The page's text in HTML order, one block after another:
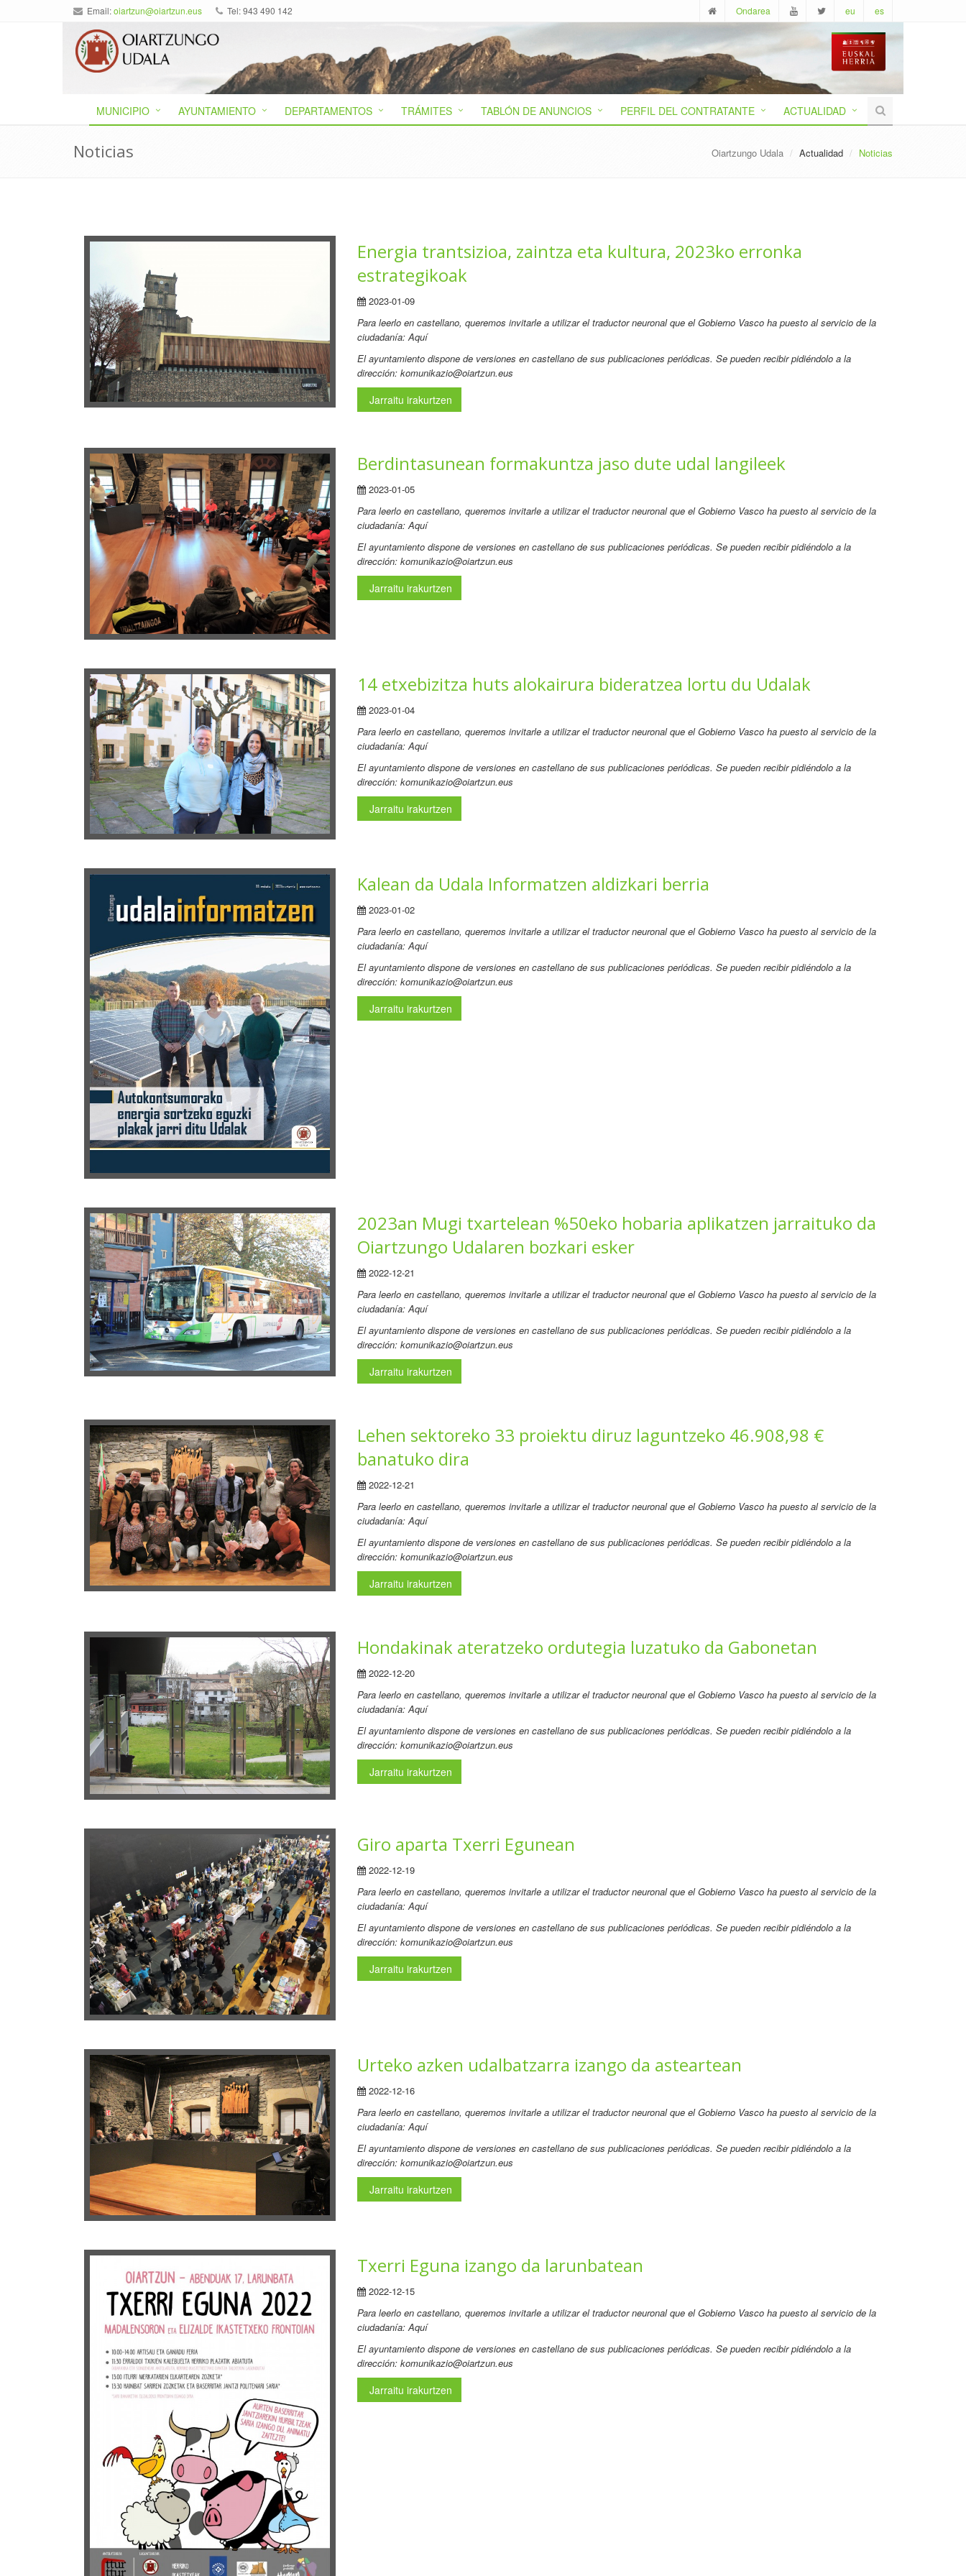
Email:oiartzun@oiartzun.eus Tel: 943 490 142 Ondarea eu es
MUNICIPIO AYUNTAMIENTO DEPARTAMENTOS TRÁMITES TABLÓN DE ANUNCIOS PERFIL DEL CONTRATANTE ACTUALIDAD
Noticias Oiartzungo Udala Actualidad Noticias
Energia trantsizioa, zaintza eta kultura, 2023ko erronka
estrategikoak
2023-01-09
Para leerlo en castellano, queremos invitarle a utilizar el traductor neuronal que el Gobierno Vasco ha puesto al servicio de la
ciudadanía: Aquí
El ayuntamiento dispone de versiones en castellano de sus publicaciones periódicas. Se pueden recibir pidiéndolo a la
dirección: komunikazio@oiartzun.eus
Jarraitu irakurtzen
Berdintasunean formakuntza jaso dute udal langileek
2023-01-05
Para leerlo en castellano, queremos invitarle a utilizar el traductor neuronal que el Gobierno Vasco ha puesto al servicio de la
ciudadanía: Aquí
El ayuntamiento dispone de versiones en castellano de sus publicaciones periódicas. Se pueden recibir pidiéndolo a la
dirección: komunikazio@oiartzun.eus
Jarraitu irakurtzen
14 etxebizitza huts alokairura bideratzea lortu du Udalak
2023-01-04
Para leerlo en castellano, queremos invitarle a utilizar el traductor neuronal que el Gobierno Vasco ha puesto al servicio de la
ciudadanía: Aquí
El ayuntamiento dispone de versiones en castellano de sus publicaciones periódicas. Se pueden recibir pidiéndolo a la
dirección: komunikazio@oiartzun.eus
Jarraitu irakurtzen
Kalean da Udala Informatzen aldizkari berria
2023-01-02
Para leerlo en castellano, queremos invitarle a utilizar el traductor neuronal que el Gobierno Vasco ha puesto al servicio de la
ciudadanía: Aquí
El ayuntamiento dispone de versiones en castellano de sus publicaciones periódicas. Se pueden recibir pidiéndolo a la
dirección: komunikazio@oiartzun.eus
Jarraitu irakurtzen
2023an Mugi txartelean %50eko hobaria aplikatzen jarraituko da
Oiartzungo Udalaren bozkari esker
2022-12-21
Para leerlo en castellano, queremos invitarle a utilizar el traductor neuronal que el Gobierno Vasco ha puesto al servicio de la
ciudadanía: Aquí
El ayuntamiento dispone de versiones en castellano de sus publicaciones periódicas. Se pueden recibir pidiéndolo a la
dirección: komunikazio@oiartzun.eus
Jarraitu irakurtzen
Lehen sektoreko 33 proiektu diruz laguntzeko 46.908,98 €
banatuko dira
2022-12-21
Para leerlo en castellano, queremos invitarle a utilizar el traductor neuronal que el Gobierno Vasco ha puesto al servicio de la
ciudadanía: Aquí
El ayuntamiento dispone de versiones en castellano de sus publicaciones periódicas. Se pueden recibir pidiéndolo a la
dirección: komunikazio@oiartzun.eus
Jarraitu irakurtzen
Hondakinak ateratzeko ordutegia luzatuko da Gabonetan
2022-12-20
Para leerlo en castellano, queremos invitarle a utilizar el traductor neuronal que el Gobierno Vasco ha puesto al servicio de la
ciudadanía: Aquí
El ayuntamiento dispone de versiones en castellano de sus publicaciones periódicas. Se pueden recibir pidiéndolo a la
dirección: komunikazio@oiartzun.eus
Jarraitu irakurtzen
Giro aparta Txerri Egunean
2022-12-19
Para leerlo en castellano, queremos invitarle a utilizar el traductor neuronal que el Gobierno Vasco ha puesto al servicio de la
ciudadanía: Aquí
El ayuntamiento dispone de versiones en castellano de sus publicaciones periódicas. Se pueden recibir pidiéndolo a la
dirección: komunikazio@oiartzun.eus
Jarraitu irakurtzen
Urteko azken udalbatzarra izango da asteartean
2022-12-16
Para leerlo en castellano, queremos invitarle a utilizar el traductor neuronal que el Gobierno Vasco ha puesto al servicio de la
ciudadanía: Aquí
El ayuntamiento dispone de versiones en castellano de sus publicaciones periódicas. Se pueden recibir pidiéndolo a la
dirección: komunikazio@oiartzun.eus
Jarraitu irakurtzen
Txerri Eguna izango da larunbatean
2022-12-15
Para leerlo en castellano, queremos invitarle a utilizar el traductor neuronal que el Gobierno Vasco ha puesto al servicio de la
ciudadanía: Aquí
El ayuntamiento dispone de versiones en castellano de sus publicaciones periódicas. Se pueden recibir pidiéndolo a la
dirección: komunikazio@oiartzun.eus
Jarraitu irakurtzen